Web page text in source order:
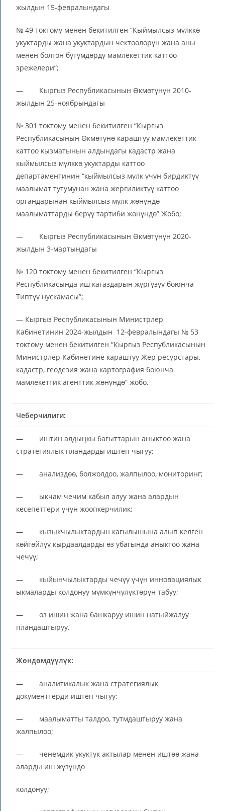
жылдын 15-февралындагы
№ 49 токтому менен бекитилген “Кыймылсыз мүлккө
укуктарды жана укуктардын чектөөлөрүн жана аны
менен болгон бүтүмдөрдү мамлекеттик каттоо
эрежелери”;
— Кыргыз Республикасынын Өкмөтүнүн 2010-
жылдын 25-ноябрындагы
№ 301 токтому менен бекитилген “Кыргыз
Республикасынын Өкмөтүнө караштуу мамлекеттик
каттоо кызматынын алдындагы кадастр жана
кыймылсыз мүлккө укуктарды каттоо
департаментинин “кыймылсыз мүлк үчүн бирдиктүү
маалымат тутумунан жана жергиликтүү каттоо
органдарынан кыймылсыз мүлк жөнүндө
маалыматтарды берүү тартиби жөнүндө” Жобо;
— Кыргыз Республикасынын Өкмөтүнүн 2020-
жылдын 3-мартындагы
№ 120 токтому менен бекитилген “Кыргыз
Республикасында иш кагаздарын жүргүзүү боюнча
Типтүү нускамасы”;
— Кыргыз Республикасынын Министрлер
Кабинетинин 2024-жылдын 12-февралындагы № 53
токтому менен бекитилген “Кыргыз Республикасынын
Министрлер Кабинетине караштуу Жер ресурстары,
кадастр, геодезия жана картография боюнча
мамлекеттик агенттик жөнүндө” жобо.
Чеберчилиги:
— иштин алдыңкы багыттарын аныктоо жана
стратегиялык пландарды иштеп чыгуу;
— анализдөө, болжолдоо, жалпылоо, мониторинг;
— ыкчам чечим кабыл алуу жана алардын
кесепеттери үчүн жоопкерчилик;
— кызыкчылыктардын кагылышына алып келген
көйгөйлүү кырдаалдарды өз убагында аныктоо жана
чечүү;
— кыйынчылыктарды чечүү үчүн инновациялык
ыкмаларды колдонуу мүмкүнчүлүктөрүн табуу;
— өз ишин жана башкаруу ишин натыйжалуу
пландаштыруу.
Жөндөмдүүлүк:
— аналитикалык жана стратегиялык
документтерди иштеп чыгуу;
— маалыматты талдоо, тутмдаштыруу жана
жалпылоо;
— ченемдик укуктук актылар менен иштөө жана
аларды иш жүзүндө
колдонуу;